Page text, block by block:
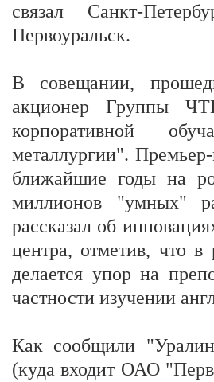
связал Санкт-
Первоуральск.
В совещании,
акционер Группы
корпоративной
металлургии".
ближайшие годы на
миллионов "умных"
рассказал об
центра, отметив, что в
делается упор на
частности изучении
Как сообщили
(куда входит ОАО